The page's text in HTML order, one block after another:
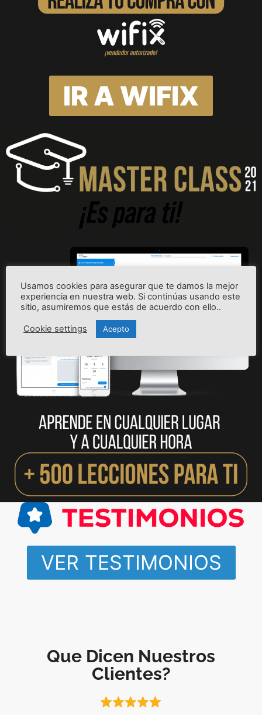
IR A WIFIX
VER TESTIMONIOS
Que Dicen Nuestros
Clientes?
Usamos cookies para asegurar que te damos la mejor
experiencia en nuestra web. Si continúas usando este
sitio, asumiremos que estás de acuerdo con ello..
Cookie settings Acepto